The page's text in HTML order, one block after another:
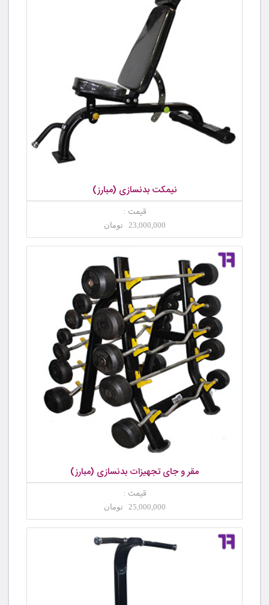
نیمکت بدنسازی (مبارز)
قیمت :
23,000,000 تومان
مقر و جای تجهیزات بدنسازی (مبارز)
قیمت :
25,000,000 تومان